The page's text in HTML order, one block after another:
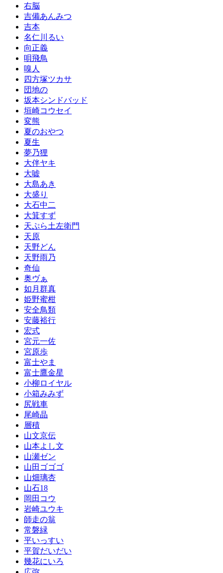
右脳
吉備あんみつ
吉本
名仁川るい
向正義
唄飛鳥
嗅人
四方塚ツカサ
団地の
坂本シンドバッド
垣崎コウセイ
変熊
夏のおやつ
夏生
夢乃狸
大伴ヤキ
大嘘
大島あき
大盛り
大石中二
大箕すず
天ぷら土左衛門
天原
天野どん
天野雨乃
奇仙
奥ヴぁ
如月群真
姫野蜜柑
安全鳥類
安藤裕行
宏式
宮元一佐
宮原歩
富士やま
富士鷹金星
小柳ロイヤル
小箱みみず
尻戦車
尾崎晶
層積
山文京伝
山本よし文
山瀬ゼン
山田ゴゴゴ
山畑璃杏
山石18
岡田コウ
岩崎ユウキ
師走の翁
常磐緑
平いっすい
平賀だいだい
幾花にいろ